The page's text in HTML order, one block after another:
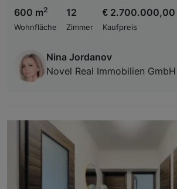
600 m2
Wohnfläche
12
Zimmer
€ 2.700.000,00
Kaufpreis
Nina Jordanov
Novel Real Immobilien GmbH